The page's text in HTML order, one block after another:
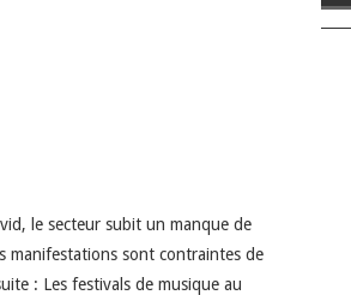
le secteur subit un manque de
manifestations sont contraintes de
: Les festivals de musique au